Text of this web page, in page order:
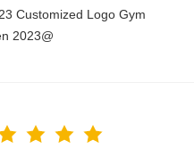
Customized Logo Gym
2023@